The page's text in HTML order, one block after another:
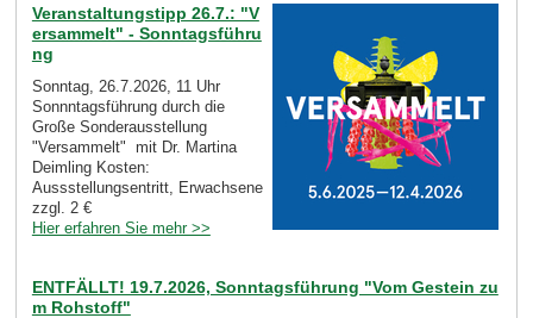
Veranstaltungstipp 26.7.: "V
ersammelt" - Sonntagsführu
ng
Sonntag, 26.7.2026, 11 Uhr
Sonnntagsführung durch die
Große Sonderausstellung
"Versammelt" mit Dr. Martina
Deimling Kosten:
Aussstellungsentritt, Erwachsene
zzgl. 2 €
Hier erfahren Sie mehr >>
ENTFÄLLT! 19.7.2026, Sonntagsführung "Vom Gestein zu
m Rohstoff"